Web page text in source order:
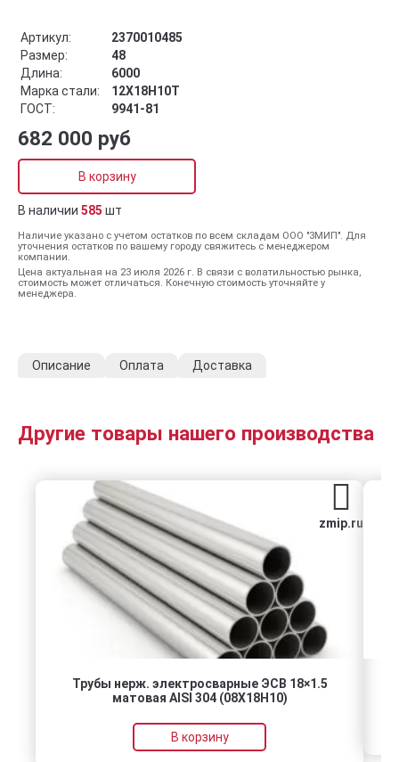
Артикул:
2370010485
Размер:
48
Длина:
6000
Марка стали:
12Х18Н10Т
ГОСТ:
9941-81
682 000 руб
В корзину
В наличии 585 шт
Наличие указано с учетом остатков по всем складам ООО "ЗМИП". Для
уточнения остатков по вашему городу свяжитесь с менеджером
компании.
Цена актуальная на 23 июля 2026 г. В связи с волатильностью рынка,
стоимость может отличаться. Конечную стоимость уточняйте у
менеджера.
Описание Оплата Доставка
Другие товары нашего производства
zmip.ru
Трубы нерж. электросварные ЭСВ 18×1.5
матовая AISI 304 (08Х18Н10)
В корзину